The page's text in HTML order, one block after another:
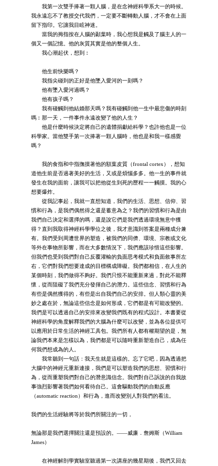
我第一次雙手捧著一顆人腦，是在念神經科學系大一的時候。
我永遠忘不了教授交代我們，一定要不斷轉動人腦，才不會在上面
留下指印。它讓我目眩神迷。
當我的拇指按在人腦的顳葉時，我心想我是觸及了腦主人的一
個又一個記憶。他的灰質其實是他的整個人生。
我心潮起伏，想到︰
他生前快樂嗎？
我指尖碰到的正好是他墜入愛河的一刻嗎？
他有墜入愛河過嗎？
他有孩子嗎？
我有碰觸到他結婚那天嗎？我有碰觸到他一生中最悲傷的時刻
嗎︰那一天，一件事件永遠改變了他的人生？
他是什麼時候決定將自己的遺體捐獻給科學？也許他也是一位
科學家。當他雙手第一次捧著一顆人腦時，他也是和我一樣感覺
嗎？
我的食指和中指撫摸著他的額葉皮質（frontal cortex），想知
道他生前是否過著美好的生活，又或是煩惱多多。他一生的事件就
發生在我的面前，讓我可以把他從生到死的歷程一一觸摸。我的心
想要爆炸。
從我記事起，我就一直想知道，我們的生活、思想、信仰、習
慣和行為，是我們偶然得之還是蓄意為之？我們的習慣和行為是由
我們自己決定和選擇的嗎，還是說它們是我們透過環境無意中獲
得？直到我取得神經科學學位之後，我才意識到答案是兩種成分兼
有。我們受到周遭世界的塑造，被我們的同儕、環境、宗教或文化
等外在事物所影響，而在大多數情況下，我們應該珍惜這些影響。
但我們也受到我們對自己反覆灌輸的負面思考模式和負面敘事所左
右，它們對我們想要達成的目標構成障礙。我們都相信，在人生的
某個時刻，我們做得不夠好。我們只恨不能重新來過，對此不能釋
懷，從而阻礙了我們充分發揮自己的潛力。這些信念、習慣和行為
有些是偶然獲得的，有些是出自我們自己的安排。但人類心靈的美
妙之處在於，無論這些信念是如何形成，它們都是有可能改變的。
我們是可以透過自己的安排來改變我們既有的程式設計。本書要從
神經科學的角度解釋我們的大腦為什麼可以改變，並為各位提供可
以應用於日常生活的神經工具包。我們所有人都有權期望的是，無
論我們本來是怎樣以為，我們都是可以隨時重新塑造自己，成為任
何我們想成為的人。
我常聽到一句話：我天生就是這樣的。忘了它吧，因為透過把
大腦中的神經元重新連接，我們是可以塑造我們的思想、習慣和行
為，從而重塑我們對自己的潛意識信念。我們對自己訴說的自我故
事強烈影響著我們如何看待自己。這會驅動我們的自動反應
（automatic reaction）和行為，進而改變別人對我們的看法。
我們的生活經驗將等於我們所關注的一切，
無論那是我們選擇關注還是預設的。——威廉．詹姆斯（William
James）
在神經解剖學實驗室聽過第一次講座的幾星期後，我們又回去